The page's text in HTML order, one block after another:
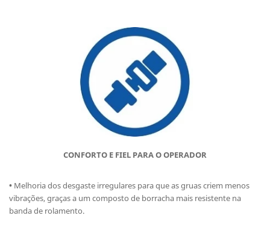
CONFORTO E FIEL PARA O OPERADOR
• Melhoria dos desgaste irregulares para que as gruas criem menos
vibrações, graças a um composto de borracha mais resistente na
banda de rolamento.